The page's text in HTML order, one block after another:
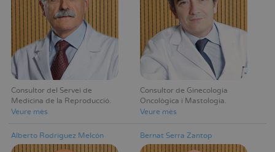
Consultor del Servei de
Medicina de la Reproducció
Veure mès
Consultor de Ginecologia
Oncològica i Mastologia
Veure mès
Alberto Rodríguez Melcón Bernat Serra Zantop